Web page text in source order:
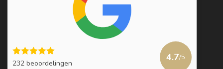
232 beoordelingen
4.7/5